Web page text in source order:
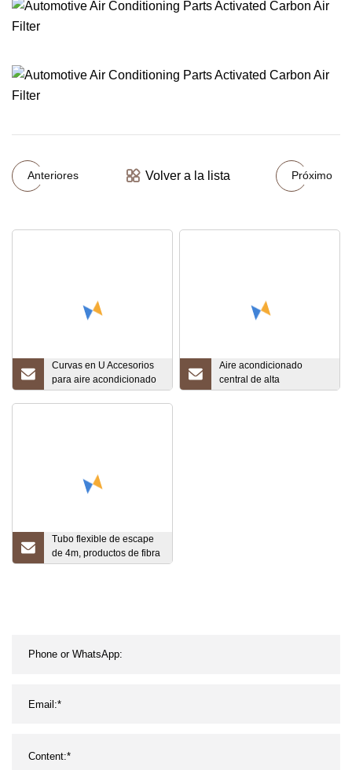
Anteriores Volver a la lista Próximo
Curvas en U Accesorios
para aire acondicionado
Accesorios de cobre
Curvas en U para
Aire acondicionado
central de alta
calidad/piezas de
Tubo flexible de escape
de 4m, productos de fibra
de vidrio, tubo flexible de